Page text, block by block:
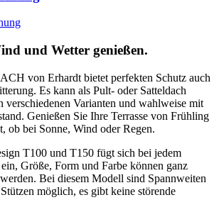
und Wetter genießen.
von Erhardt bietet perfekten Schutz auch
Es kann als Pult- oder Satteldach
verschiedenen Varianten und wahlweise mit
Genießen Sie Ihre Terrasse von Frühling
ob bei Sonne, Wind oder Regen.
T100 und T150 fügt sich bei jedem
Größe, Form und Farbe können ganz
Bei diesem Modell sind Spannweiten
möglich, es gibt keine störende